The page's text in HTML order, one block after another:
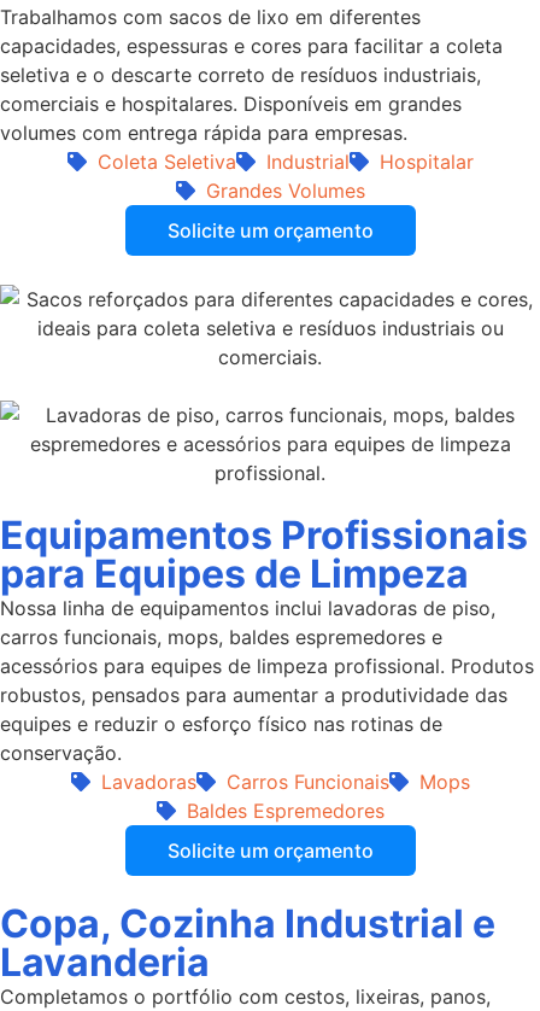
Trabalhamos com sacos de lixo em diferentes
capacidades, espessuras e cores para facilitar a coleta
seletiva e o descarte correto de resíduos industriais,
comerciais e hospitalares. Disponíveis em grandes
volumes com entrega rápida para empresas.
Coleta Seletiva
Industrial
Hospitalar
Grandes Volumes
Solicite um orçamento
Equipamentos Profissionais
para Equipes de Limpeza
Nossa linha de equipamentos inclui lavadoras de piso,
carros funcionais, mops, baldes espremedores e
acessórios para equipes de limpeza profissional. Produtos
robustos, pensados para aumentar a produtividade das
equipes e reduzir o esforço físico nas rotinas de
conservação.
Lavadoras
Carros Funcionais
Mops
Baldes Espremedores
Solicite um orçamento
Copa, Cozinha Industrial e
Lavanderia
Completamos o portfólio com cestos, lixeiras, panos,